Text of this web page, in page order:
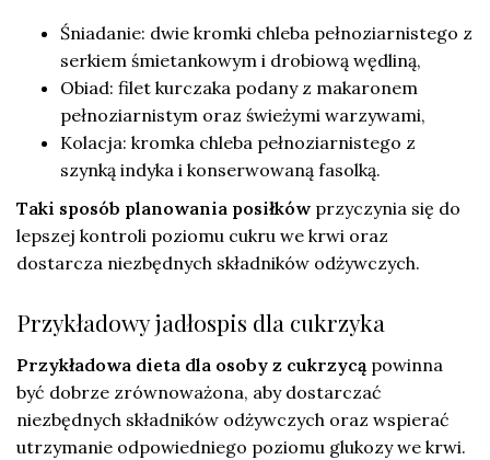
Śniadanie: dwie kromki chleba pełnoziarnistego z
serkiem śmietankowym i drobiową wędliną,
Obiad: filet kurczaka podany z makaronem
pełnoziarnistym oraz świeżymi warzywami,
Kolacja: kromka chleba pełnoziarnistego z
szynką indyka i konserwowaną fasolką.
Taki sposób planowania posiłków przyczynia się do
lepszej kontroli poziomu cukru we krwi oraz
dostarcza niezbędnych składników odżywczych.
Przykładowy jadłospis dla cukrzyka
Przykładowa dieta dla osoby z cukrzycą powinna
być dobrze zrównoważona, aby dostarczać
niezbędnych składników odżywczych oraz wspierać
utrzymanie odpowiedniego poziomu glukozy we krwi.